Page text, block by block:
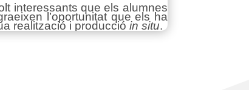
interessants que els alumnes
l’oportunitat que els ha
realització i produccióin situ.